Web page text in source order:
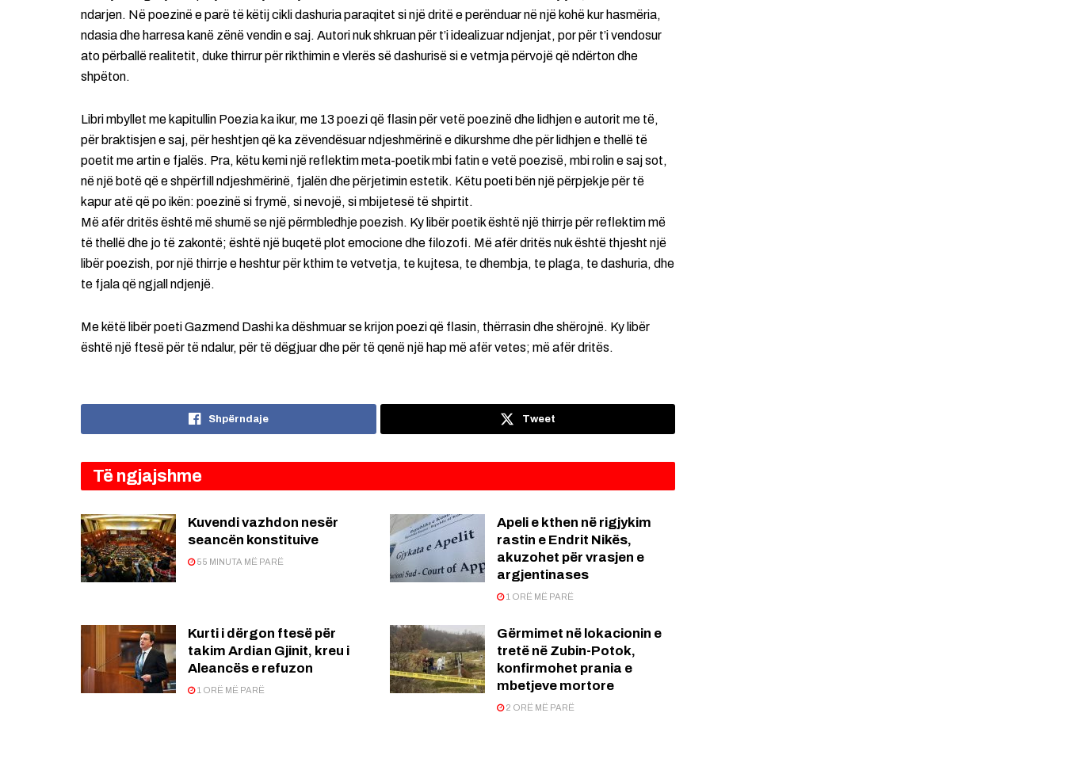
ndarjen. Në poezinë e parë të këtij cikli dashuria paraqitet si një dritë e perënduar në një kohë kur hasmëria,
ndasia dhe harresa kanë zënë vendin e saj. Autori nuk shkruan për t’i idealizuar ndjenjat, por për t’i vendosur
ato përballë realitetit, duke thirrur për rikthimin e vlerës së dashurisë si e vetmja përvojë që ndërton dhe
shpëton.
Libri mbyllet me kapitullin Poezia ka ikur, me 13 poezi që flasin për vetë poezinë dhe lidhjen e autorit me të,
për braktisjen e saj, për heshtjen që ka zëvendësuar ndjeshmërinë e dikurshme dhe për lidhjen e thellë të
poetit me artin e fjalës. Pra, këtu kemi një reflektim meta-poetik mbi fatin e vetë poezisë, mbi rolin e saj sot,
në një botë që e shpërfill ndjeshmërinë, fjalën dhe përjetimin estetik. Këtu poeti bën një përpjekje për të
kapur atë që po ikën: poezinë si frymë, si nevojë, si mbijetesë të shpirtit.
Më afër dritës është më shumë se një përmbledhje poezish. Ky libër poetik është një thirrje për reflektim më
të thellë dhe jo të zakontë; është një buqetë plot emocione dhe filozofi. Më afër dritës nuk është thjesht një
libër poezish, por një thirrje e heshtur për kthim te vetvetja, te kujtesa, te dhembja, te plaga, te dashuria, dhe
te fjala që ngjall ndjenjë.
Me këtë libër poeti Gazmend Dashi ka dëshmuar se krijon poezi që flasin, thërrasin dhe shërojnë. Ky libër
është një ftesë për të ndalur, për të dëgjuar dhe për të qenë një hap më afër vetes; më afër dritës.
Shpërndaje Tweet
Të ngjajshme
Kuvendi vazhdon nesër
seancën konstituive
55 MINUTA MË PARË
Apeli e kthen në rigjykim
rastin e Endrit Nikës,
akuzohet për vrasjen e
argjentinases
1 ORË MË PARË
Kurti i dërgon ftesë për
takim Ardian Gjinit, kreu i
Aleancës e refuzon
1 ORË MË PARË
Gërmimet në lokacionin e
tretë në Zubin-Potok,
konfirmohet prania e
mbetjeve mortore
2 ORË MË PARË